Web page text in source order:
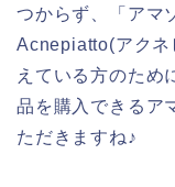
つからず、「アマ
Acnepiatto(アクネ
えている方のため
品を購入できるア
ただきますね♪